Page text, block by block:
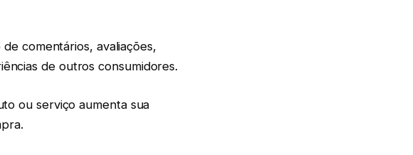
comentários, avaliações,
de outros consumidores.
ou serviço aumenta sua